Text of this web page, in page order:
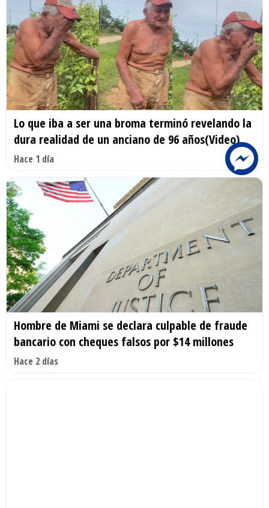
Lo que iba a ser una broma terminó revelando la
dura realidad de un anciano de 96 años(Video)
Hace 1 día
Hombre de Miami se declara culpable de fraude
bancario con cheques falsos por $14 millones
Hace 2 días